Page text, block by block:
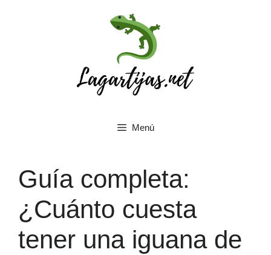
Menú
Guía completa:
¿Cuánto cuesta
tener una iguana de